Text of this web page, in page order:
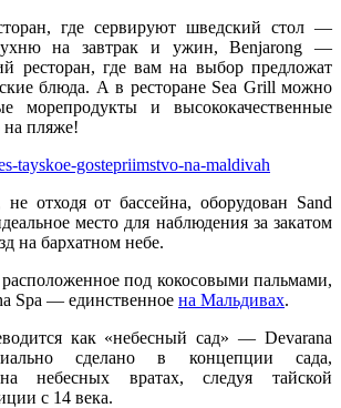
где сервируют шведский стол —
на завтрак и ужин, Benjarong —
ресторан, где вам на выбор предложат
блюда. А в ресторане Sea Grill можно
морепродукты и высококачественные
пляже!
отходя от бассейна, оборудован Sand
место для наблюдения за закатом
на бархатном небе.
под кокосовыми пальмами,
Spa — единственное на Мальдивах.
как «небесный сад» — Devarana
сделано в концепции сада,
небесных вратах, следуя тайской
с 14 века.